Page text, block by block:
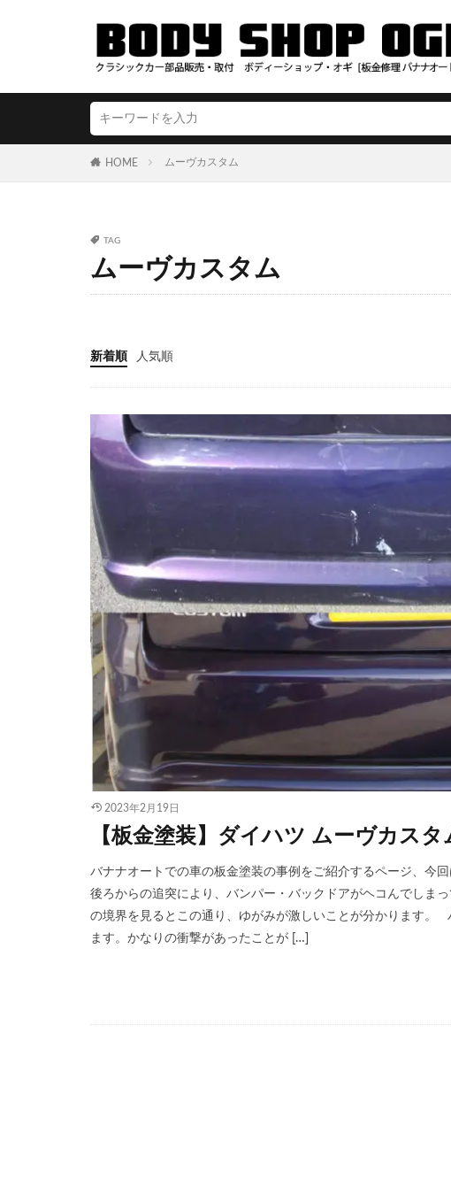
HOME ムーヴカスタム
TAG
ムーヴカスタム
新着順 人気順
2023年2月19日
【板金塗装】ダイハツ ムーヴカスタ
バナナオートでの車の板金塗装の事例をご紹介するページ、今
後ろからの追突により、バンパー・バックドアがヘコんでしま
の境界を見るとこの通り、ゆがみが激しいことが分かります。
ます。かなりの衝撃があったことが […]